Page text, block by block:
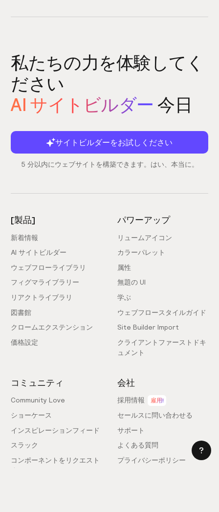
私たちの力を体験してく
ださい
AI サイトビルダー 今日
サイトビルダーをお試しください
5 分以内にウェブサイトを構築できます。はい、本当に。
[製品]
新着情報
AI サイトビルダー
ウェブフローライブラリ
フィグマライブラリー
リアクトライブラリ
図書館
クロームエクステンション
価格設定
パワーアップ
リュームアイコン
カラーパレット
属性
無題の UI
学ぶ
ウェブフロースタイルガイド
Site Builder Import
クライアントファーストドキ
ュメント
コミュニティ
Community Love
ショーケース
インスピレーションフィード
スラック
コンポーネントをリクエスト
する
会社
採用情報 雇用!
セールスに問い合わせる
サポート
よくある質問
プライバシーポリシー